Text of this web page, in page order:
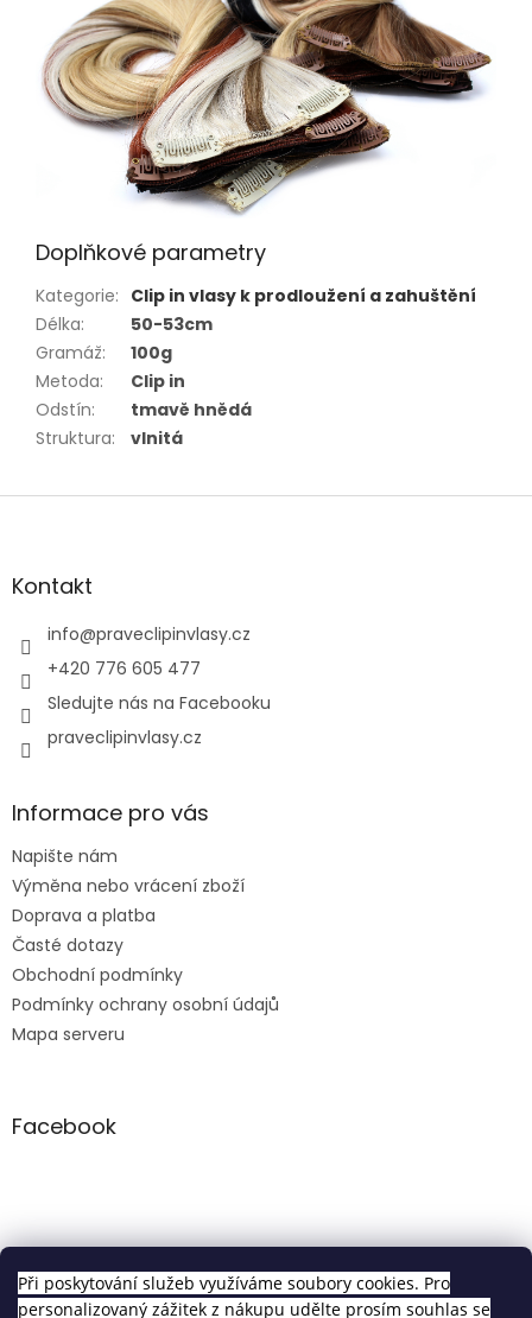
Při poskytování služeb využíváme soubory cookies. Pro
personalizovaný zážitek z nákupu udělte prosím souhlas se
Doplňkové parametry
Kategorie: Clip in vlasy k prodloužení a zahuštění
Délka:
50-53cm
Gramáž:
100g
Metoda:
Clip in
Odstín:
tmavě hnědá
Struktura: vlnitá
Z
aKontakt
info@praveclipinvlasy.cz
+420 776 605 477
Sledujte nás na Facebooku
praveclipinvlasy.cz
Informace pro vás
Napište nám
Výměna nebo vrácení zboží
Doprava a platba
Časté dotazy
Obchodní podmínky
Podmínky ochrany osobní údajů
Mapa serveru
Facebook
Clip in sety